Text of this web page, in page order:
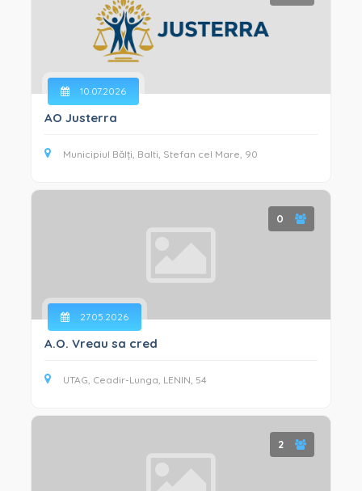
10.07.2026
AO Justerra
Municipiul Bălți, Balti, Stefan cel Mare, 90
0
27.05.2026
A.O. Vreau sa cred
UTAG, Ceadir-Lunga, LENIN, 54
2